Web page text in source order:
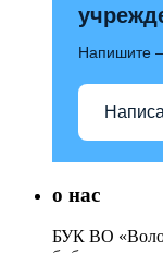
Напишите
о нас
БУК ВО